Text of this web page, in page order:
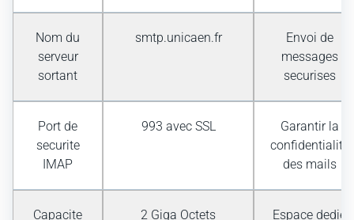
Nom du
serveur
sortant
smtp.unicaen.fr
Envoi de
messages
securises
Port de
securite
IMAP
993 avec SSL
Garantir la
confidentialite
des mails
Capacite
2 Giga Octets
Espace dedie